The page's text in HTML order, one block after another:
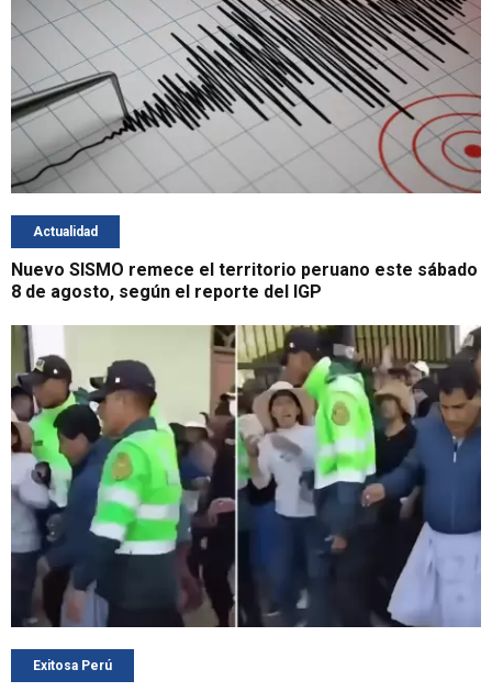
Actualidad
Nuevo SISMO remece el territorio peruano este sábado
8 de agosto, según el reporte del IGP
Exitosa Perú